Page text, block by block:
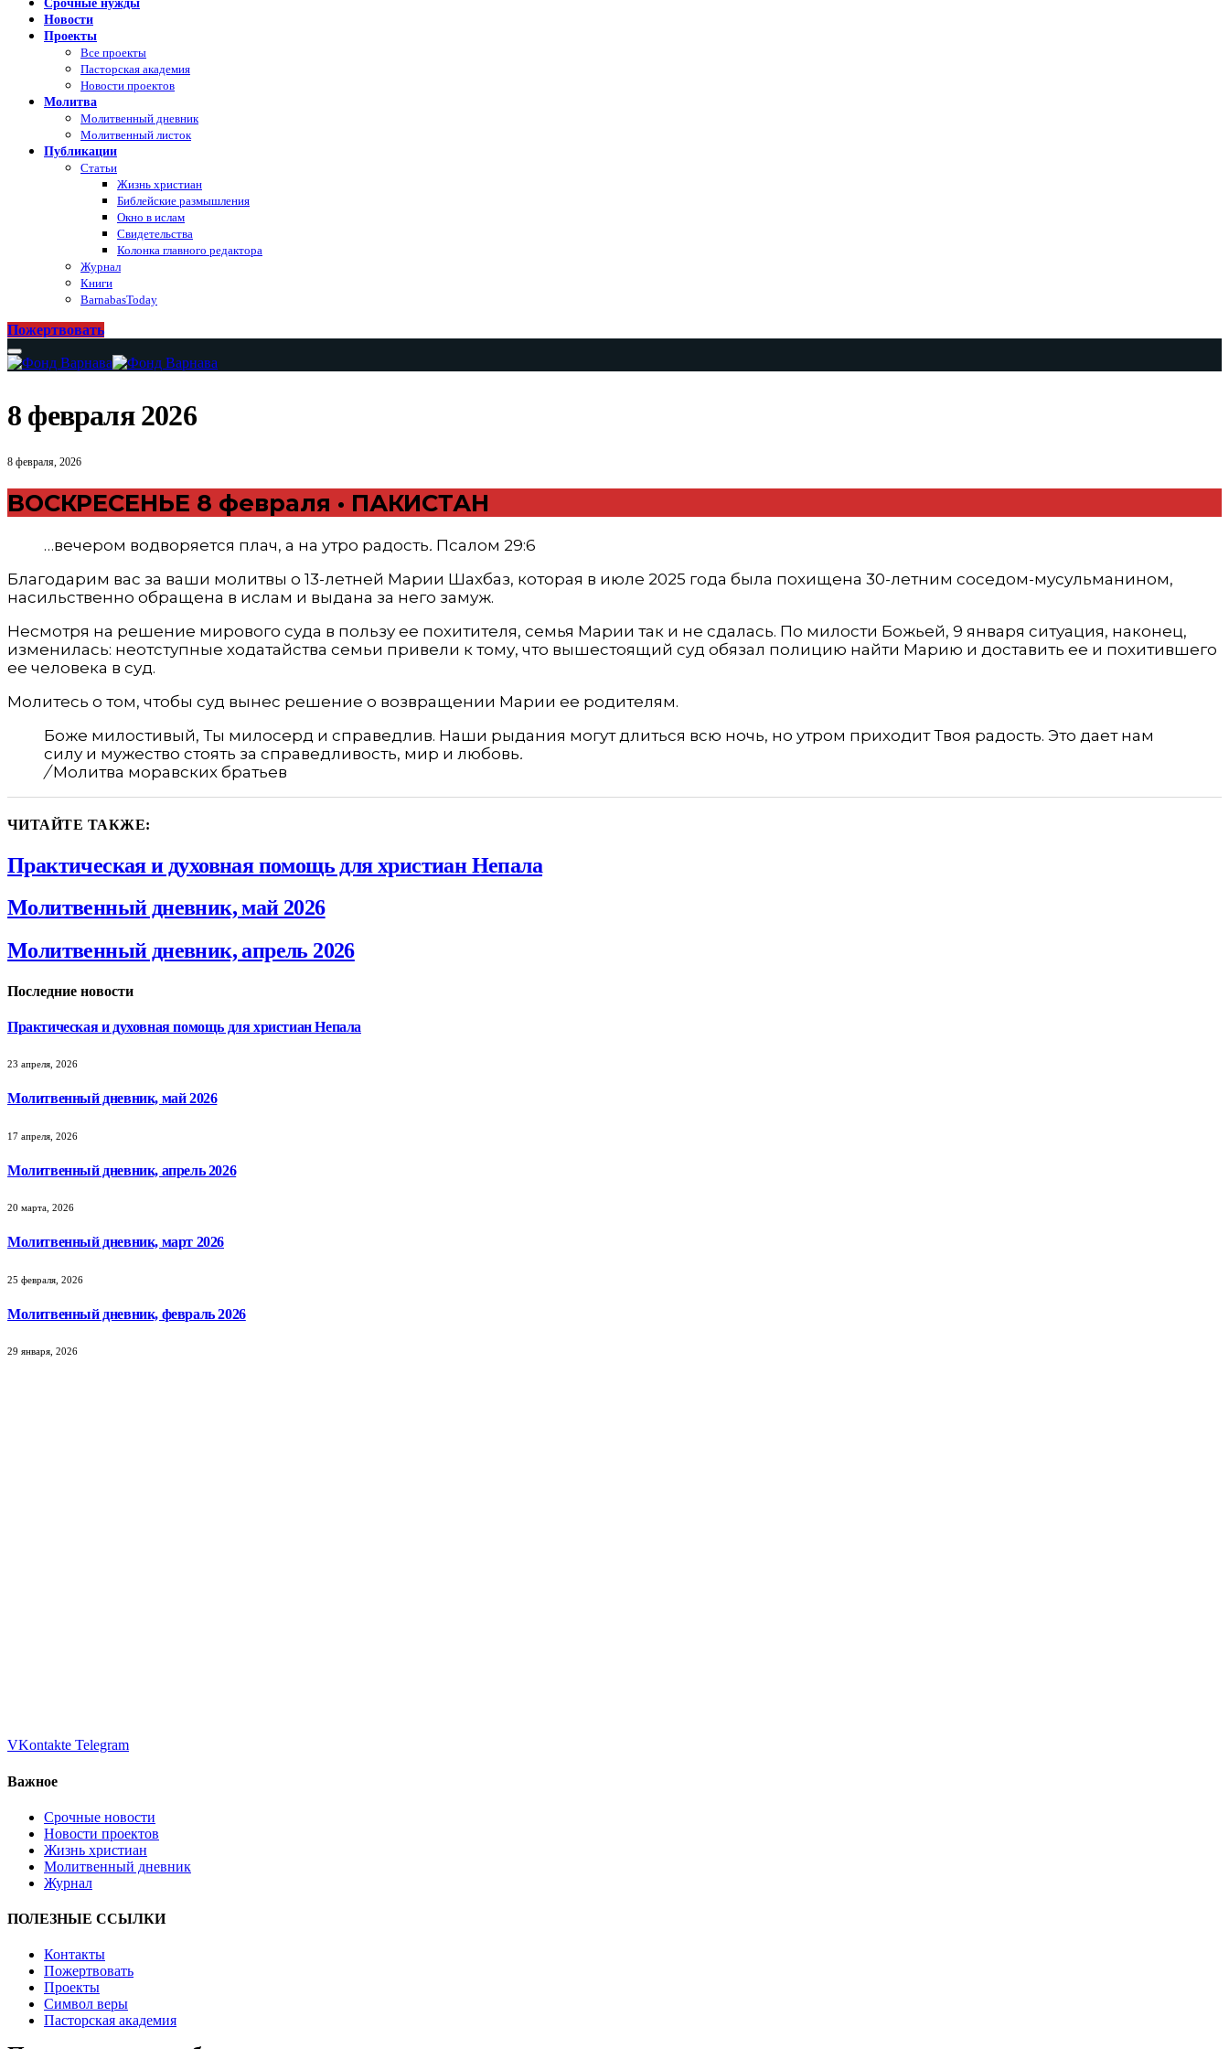
Срочные нужды
Новости
Проекты
Все проекты
Пасторская академия
Новости проектов
Молитва
Молитвенный дневник
Молитвенный листок
Публикации
Статьи
Жизнь христиан
Библейские размышления
Окно в ислам
Свидетельства
Колонка главного редактора
Журнал
Книги
BarnabasToday
Пожертвовать
8 февраля 2026
8 февраля, 2026
ВОСКРЕСЕНЬЕ 8 февраля • ПАКИСТАН
…вечером водворяется плач, а на утро радость. Псалом 29:6
Благодарим вас за ваши молитвы о 13-летней Марии Шахбаз, которая в июле 2025 года была похищена 30-летним соседом-мусульманином,
насильственно обращена в ислам и выдана за него замуж.
Несмотря на решение мирового суда в пользу ее похитителя, семья Марии так и не сдалась. По милости Божьей, 9 января ситуация, наконец,
изменилась: неотступные ходатайства семьи привели к тому, что вышестоящий суд обязал полицию найти Марию и доставить ее и похитившего
ее человека в суд.
Молитесь о том, чтобы суд вынес решение о возвращении Марии ее родителям.
Боже милостивый, Ты милосерд и справедлив. Наши рыдания могут длиться всю ночь, но утром приходит Твоя радость. Это дает нам
силу и мужество стоять за справедливость, мир и любовь.
/Молитва моравских братьев
ЧИТАЙТЕ ТАКЖЕ:
Практическая и духовная помощь для христиан Непала
Молитвенный дневник, май 2026
Молитвенный дневник, апрель 2026
Последние новости
Практическая и духовная помощь для христиан Непала
23 апреля, 2026
Молитвенный дневник, май 2026
17 апреля, 2026
Молитвенный дневник, апрель 2026
20 марта, 2026
Молитвенный дневник, март 2026
25 февраля, 2026
Молитвенный дневник, февраль 2026
29 января, 2026
VKontakte Telegram
Важное
Срочные новости
Новости проектов
Жизнь христиан
Молитвенный дневник
Журнал
ПОЛЕЗНЫЕ ССЫЛКИ
Контакты
Пожертвовать
Проекты
Символ веры
Пасторская академия